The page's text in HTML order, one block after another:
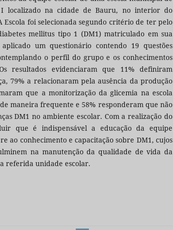
I localizado na cidade de Bauru, no interior do
Escola foi selecionada segundo critério de ter pelo
mellitus tipo 1 (DM1) matriculado em sua
um questionário contendo 19 questões
o perfil do grupo e os conhecimentos
resultados evidenciaram que 11% definiram
79% a relacionaram pela ausência da produção
que a monitorização da glicemia na escola
maneira frequente e 58% responderam que não
DM1 no ambiente escolar. Com a realização do
que é indispensável a educação da equipe
ao conhecimento e capacitação sobre DM1, cujos
na manutenção da qualidade de vida da
referida unidade escolar.